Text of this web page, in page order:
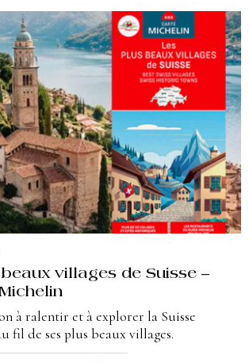
villages de Suisse –
à ralentir et à explorer la Suisse
fil de ses plus beaux villages.